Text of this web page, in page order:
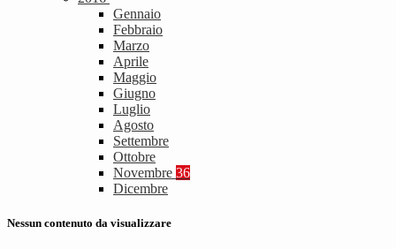
Gennaio
Febbraio
Marzo
Aprile
Maggio
Giugno
Luglio
Agosto
Settembre
Ottobre
Novembre 36
Dicembre
Nessun contenuto da visualizzare